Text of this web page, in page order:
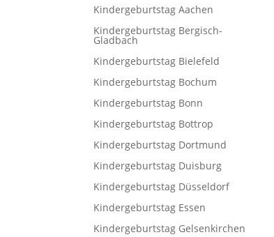
Kindergeburtstag Aachen
Kindergeburtstag Bergisch-
Gladbach
Kindergeburtstag Bielefeld
Kindergeburtstag Bochum
Kindergeburtstag Bonn
Kindergeburtstag Bottrop
Kindergeburtstag Dortmund
Kindergeburtstag Duisburg
Kindergeburtstag Düsseldorf
Kindergeburtstag Essen
Kindergeburtstag Gelsenkirchen